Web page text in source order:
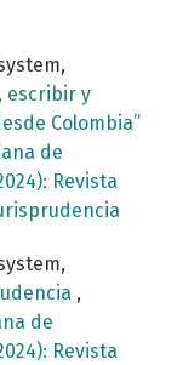
escribir y
Colombia”
de
Revista
,
de
Revista